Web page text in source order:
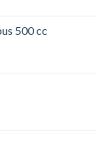
500 cc